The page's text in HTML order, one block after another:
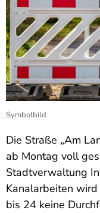
Symbolbild
Die Straße „Am
ab Montag voll
Stadtverwaltung
Kanalarbeiten
bis 24 keine